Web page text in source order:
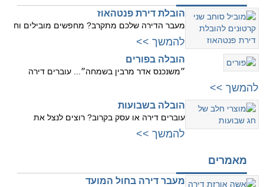
הובלת דירת פנטהאוז
מעבר הדירה שלכם מתקרב? מחפשים מובילים וח
להמשך >>
הובלה בפורים
״משנכנס אדר מרבין בשמחה״... עוברים דירה
להמשך >>
הובלה בשבועות
עוברים דירה או עסק בקרוב? רוצים לנצל את
להמשך >>
מאמרים
מעבר דירה בחול המועד